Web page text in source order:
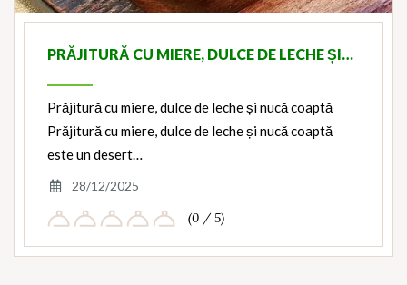
PRĂJITURĂ CU MIERE, DULCE DE LECHE ȘI…
Prăjitură cu miere, dulce de leche și nucă coaptă
Prăjitură cu miere, dulce de leche și nucă coaptă
este un desert…
28/12/2025
(0 / 5)